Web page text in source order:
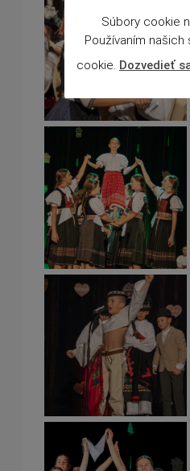
Súbory cookie
Používaním
cookie. Dozvedieť